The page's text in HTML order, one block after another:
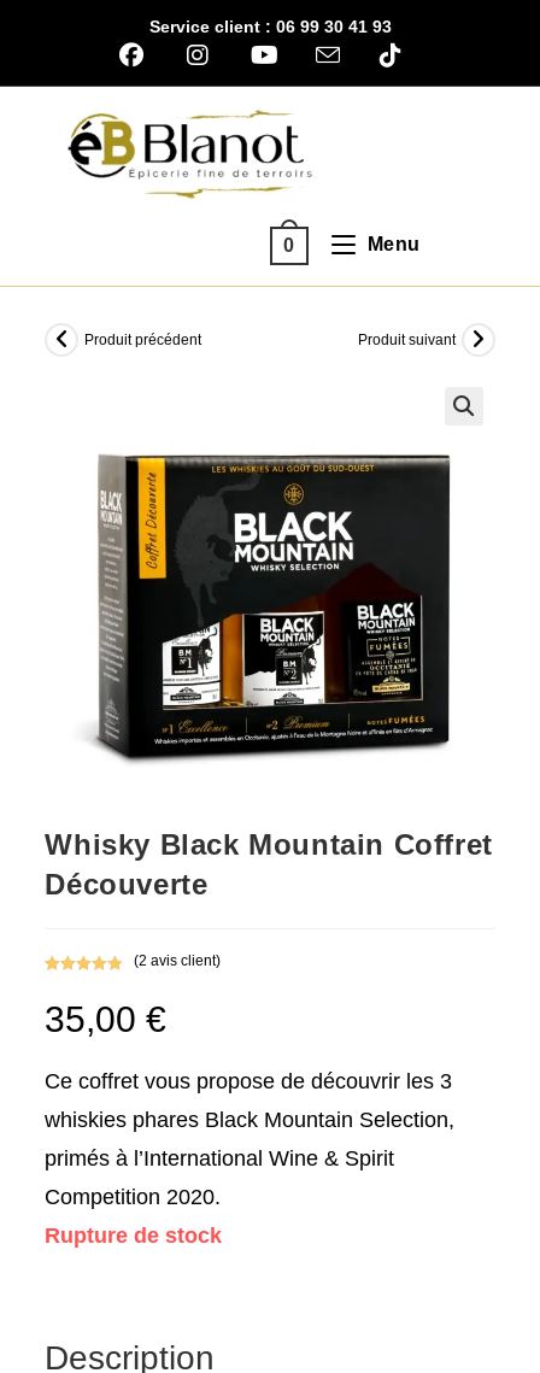
Service client : 06 99 30 41 93
0 Menu
Produit précédent Produit suivant
Whisky Black Mountain Coffret
Découverte
sur 5
basé sur
client
(2 avis client)
35,00€
Ce coffret vous propose de découvrir les 3
whiskies phares Black Mountain Selection,
primés à l’International Wine & Spirit
Competition 2020.
Rupture de stock
Description